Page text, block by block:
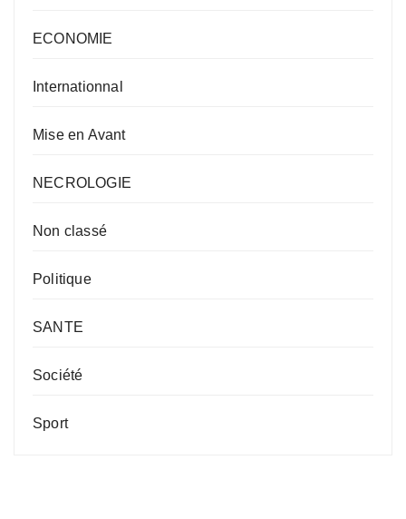
ECONOMIE
Internationnal
Mise en Avant
NECROLOGIE
Non classé
Politique
SANTE
Société
Sport